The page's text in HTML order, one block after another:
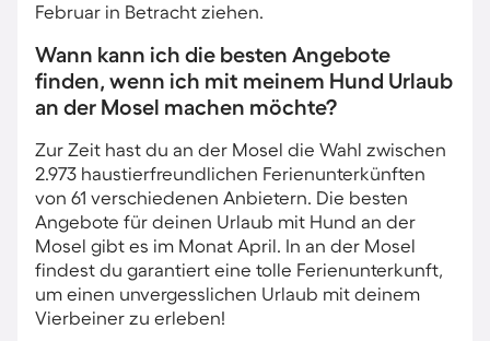
Februar in Betracht ziehen.
Wann kann ich die besten Angebote
finden, wenn ich mit meinem Hund Urlaub
an der Mosel machen möchte?
Zur Zeit hast du an der Mosel die Wahl zwischen
2.973 haustierfreundlichen Ferienunterkünften
von 61 verschiedenen Anbietern. Die besten
Angebote für deinen Urlaub mit Hund an der
Mosel gibt es im Monat April. In an der Mosel
findest du garantiert eine tolle Ferienunterkunft,
um einen unvergesslichen Urlaub mit deinem
Vierbeiner zu erleben!